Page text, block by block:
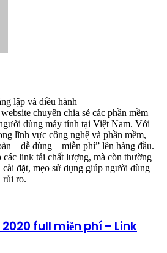
lập và điều hành
chuyên chia sẻ các phần mềm
dùng máy tính tại Việt Nam. Với
lĩnh vực công nghệ và phần mềm,
– dễ dùng – miễn phí” lên hàng đầu.
link tải chất lượng, mà còn thường
đặt, mẹo sử dụng giúp người dùng
rủi ro.
full miễn phí – Link